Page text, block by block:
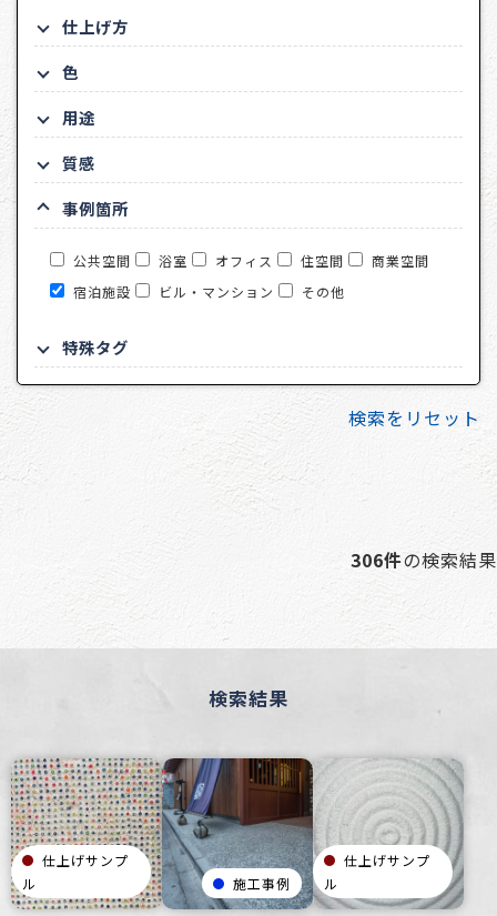
仕上げ方
色
用途
質感
事例箇所
公共空間 浴室 オフィス 住空間
商業空間
宿泊施設
ビル・マンション その他
特殊タグ
検索をリセット
306件の検索結果
検索結果
仕上げサンプ
ル
施工事例
仕上げサンプ
ル